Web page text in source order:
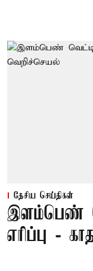
தேசிய செய்திகள்
இளம்பெண்
எரிப்பு -